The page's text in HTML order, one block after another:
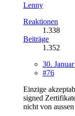
Lenny
Reaktionen
1.338
Beiträge
1.352
30.
#76
Einzige
signed
nicht von